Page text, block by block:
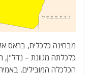
מבחינה כלכלית, בראס
כלכלתה מגוונת – נדל"ן,